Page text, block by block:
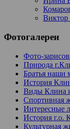
Виктор
Фотогалереи
Фото-
Природа
Братья наши
История
Виды Клина
Спортивная
Интересные
История г.о.
Культурная